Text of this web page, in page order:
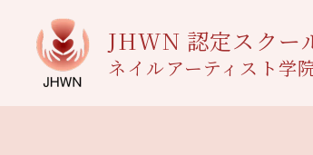
JHWN 認定スクー
ネイルアーティスト学